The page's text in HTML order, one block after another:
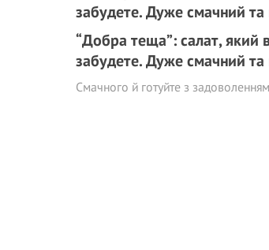
“Добра теща”: салат, який
забудете. Дуже смачний та
Смачного й готуйте з